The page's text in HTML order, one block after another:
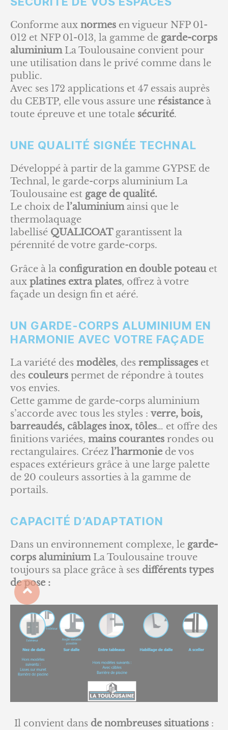
Conforme aux normes en vigueur NFP 01-
012 et NFP 01-013, la gamme de garde-corps
aluminiumLa Toulousaine convient pour
une utilisation dans le privé comme dans le
public.
Avec ses 172 applications et 47 essais auprès
du CEBTP, elle vous assure une résistance à
toute épreuve et une totale sécurité.
UNE QUALITÉ SIGNÉE TECHNAL
Développé à partir de la gamme GYPSE de
Technal, le garde-corps aluminium La
Toulousaine est gage de qualité.
Le choix de l’aluminiumainsi que le
thermolaquage
labellisé QUALICOATgarantissent la
pérennité de votre garde-corps.
Grâce à la configuration en double poteauet
aux platines extra plates, offrez à votre
façade un design fin et aéré.
UN GARDE-CORPS ALUMINIUM EN
HARMONIE AVEC VOTRE FAÇADE
La variété des modèles, des remplissages et
des couleurs permet de répondre à toutes
vos envies.
Cette gamme de garde-corps aluminium
s’accorde avec tous les styles : verre, bois,
barreaudés, câblages inox, tôles… et offre des
finitions variées, mains courantes rondes ou
rectangulaires. Créez l’harmonie de vos
espaces extérieurs grâce à une large palette
de 20 couleurs assorties à la gamme de
portails.
CAPACITÉ D’ADAPTATION
Dans un environnement complexe, le garde-
corps aluminiumLa Toulousaine trouve
toujours sa place grâce à ses différents types
de pose :
Il convient dans de nombreuses situations :